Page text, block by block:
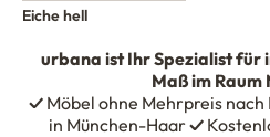
Eiche hell
urbana ist Ihr Spezialist für
Maß im Raum
✓ Möbel ohne Mehrpreis nach
in München-Haar✓